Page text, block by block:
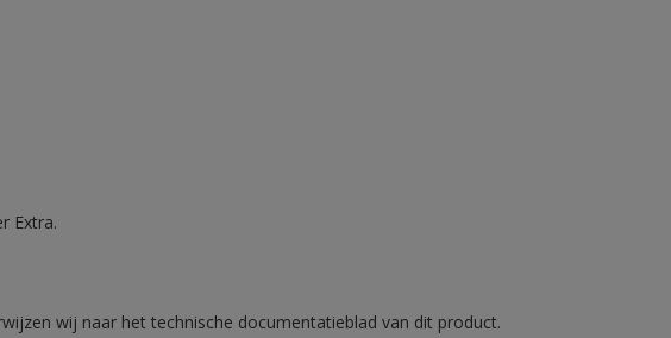
Extra.
wij naar het technische documentatieblad van dit product.